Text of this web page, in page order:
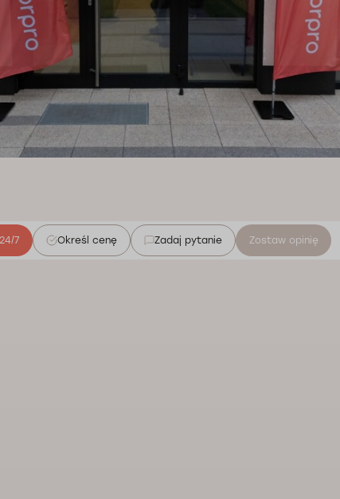
7 Określ cenę Zadaj pytanie Zostaw opinię